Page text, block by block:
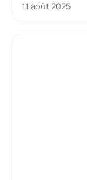
11 août 2025